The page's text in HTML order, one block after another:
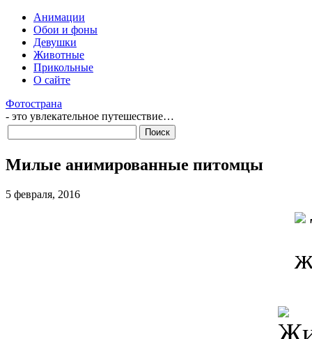
Анимации
Обои и фоны
Девушки
Животные
Прикольные
О сайте
Фотострана
- это увлекательное путешествие…
Милые анимированные питомцы
5 февраля, 2016